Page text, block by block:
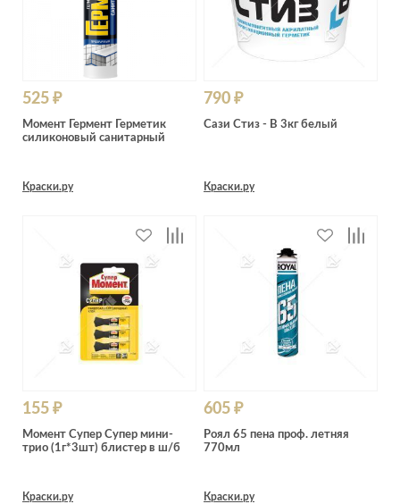
525 ₽
Момент Гермент Герметик
силиконовый санитарный
Краски.ру
790 ₽
Сази Стиз - В 3кг белый
Краски.ру
155 ₽
Момент Супер Супер мини-
трио (1г*3шт) блистер в ш/б
Краски.ру
605 ₽
Роял 65 пена проф. летняя
770мл
Краски.ру